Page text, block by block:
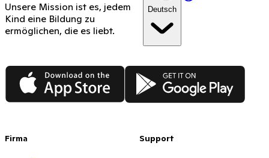
Unsere Mission ist es, jedem
Kind eine Bildung zu
ermöglichen, die es liebt.
Deutsch
App Store Google Play
Firma Support